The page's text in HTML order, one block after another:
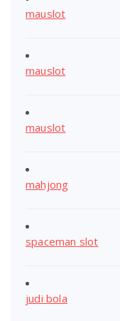
mauslot
mauslot
mauslot
mahjong
spaceman slot
judi bola